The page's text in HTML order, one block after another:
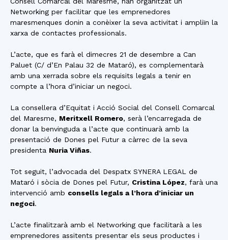
Networking per facilitar que les emprenedores
maresmenques donin a conèixer la seva activitat i ampliïn la
xarxa de contactes professionals.
L’acte, que es farà el dimecres 21 de desembre a Can
Paluet (C/ d’En Palau 32 de Mataró), es complementarà
amb una xerrada sobre els requisits legals a tenir en
compte a l’hora d’iniciar un negoci.
La consellera d’Equitat i Acció Social del Consell Comarcal
del Maresme, Meritxell Romero, serà l’encarregada de
donar la benvinguda a l’acte que continuarà amb la
presentació de Dones pel Futur a càrrec de la seva
presidenta Nuria Viñas.
Tot seguit, l’advocada del Despatx SYNERA LEGAL de
Mataró i sòcia de Dones pel Futur, Cristina López, farà una
intervenció amb consells legals a l’hora d’iniciar un
negoci.
L’acte finalitzarà amb el Networking que facilitarà a les
emprenedores assitents presentar els seus productes i